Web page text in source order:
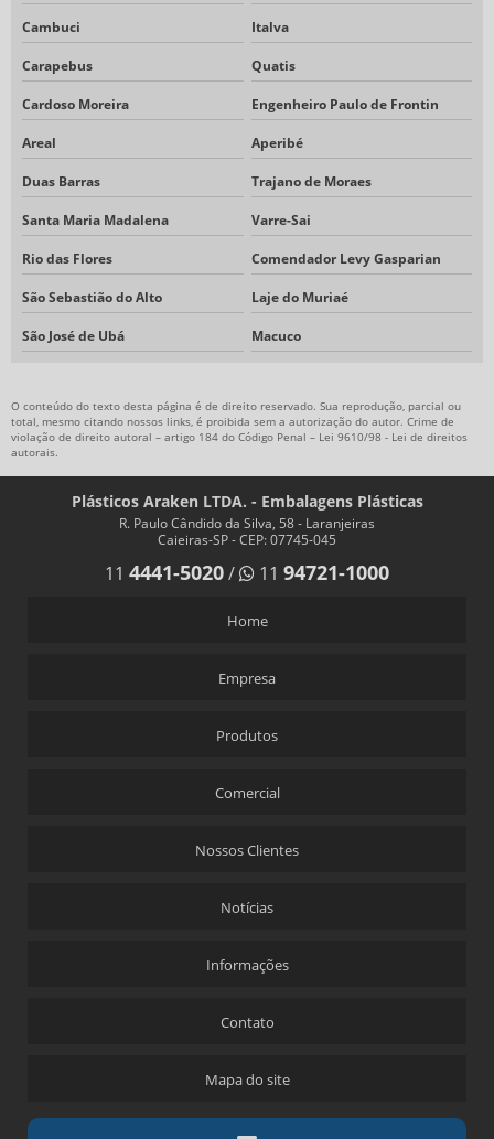
Cambuci Italva
Carapebus Quatis
Cardoso Moreira Engenheiro Paulo de Frontin
Areal Aperibé
Duas Barras Trajano de Moraes
Santa Maria Madalena Varre-Sai
Rio das Flores Comendador Levy Gasparian
São Sebastião do Alto Laje do Muriaé
São José de Ubá Macuco
O conteúdo do texto desta página é de direito reservado. Sua reprodução, parcial ou
total, mesmo citando nossos links, é proibida sem a autorização do autor. Crime de
violação de direito autoral – artigo 184 do Código Penal – Lei 9610/98 - Lei de direitos
autorais.
Plásticos Araken LTDA. - Embalagens Plásticas
R. Paulo Cândido da Silva, 58 - Laranjeiras
Caieiras-SP - CEP: 07745-045
11 4441-5020/ 11 94721-1000
Home
Empresa
Produtos
Comercial
Nossos Clientes
Notícias
Informações
Contato
Mapa do site